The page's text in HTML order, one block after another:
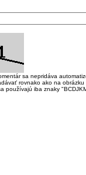
sa nepridáva
rovnako ako na
používajú iba znaky